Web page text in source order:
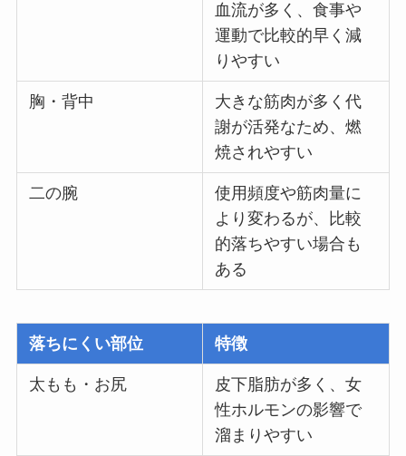
血流が多く、食事や
運動で比較的早く減
りやすい
胸・背中
大きな筋肉が多く代
謝が活発なため、燃
焼されやすい
二の腕
使用頻度や筋肉量に
より変わるが、比較
的落ちやすい場合も
ある
落ちにくい部位 特徴
太もも・お尻
皮下脂肪が多く、女
性ホルモンの影響で
溜まりやすい